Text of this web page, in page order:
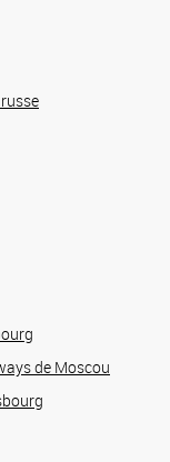
de Moscou